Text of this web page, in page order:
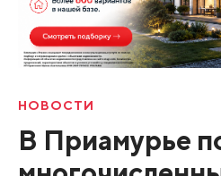
НОВОСТИ
В Приамурье